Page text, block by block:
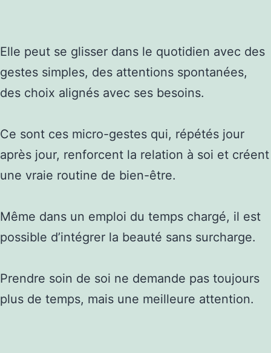
Elle peut se glisser dans le quotidien avec des
gestes simples, des attentions spontanées,
des choix alignés avec ses besoins.
Ce sont ces micro-gestes qui, répétés jour
après jour, renforcent la relation à soi et créent
une vraie routine de bien-être.
Même dans un emploi du temps chargé, il est
possible d’intégrer la beauté sans surcharge.
Prendre soin de soi ne demande pas toujours
plus de temps, mais une meilleure attention.